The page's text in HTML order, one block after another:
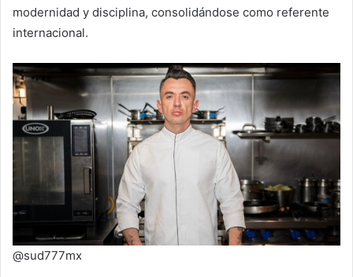
modernidad y disciplina, consolidándose como referente
internacional.
@sud777mx